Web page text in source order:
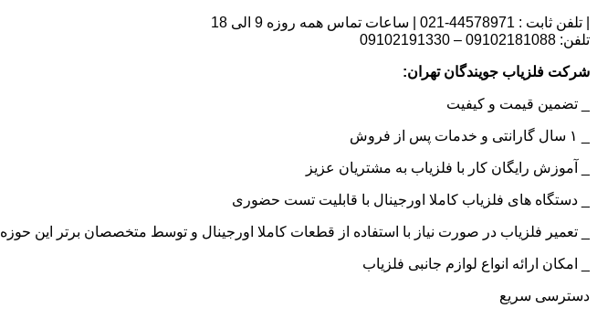
| تلفن ثابت : 44578971-021 | ساعات تماس همه روزه 9 الی 18
تلفن: 09102181088 – 09102191330
شرکت فلزیاب جویندگان تهران:
_ تضمین قیمت و کیفیت
_ آموزش رایگان کار با فلزیاب به مشتریان عزیز
_ دستگاه های فلزیاب کاملا اورجینال با قابلیت تست حضوری
_ تعمیر فلزیاب در صورت نیاز با استفاده از قطعات کاملا اورجینال و توسط متخصصان برتر این حوزه
_ امکان ارائه انواع لوازم جانبی فلزیاب
دسترسی سریع